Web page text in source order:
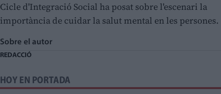
Cicle d'Integració Social ha posat sobre l'escenari la
importància de cuidar la salut mental en les persones.
Sobre el autor
REDACCIÓ
HOY EN PORTADA